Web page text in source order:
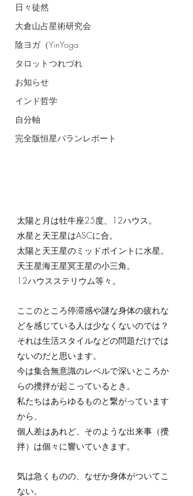
日々徒然
大倉山占星術研究会
陰ヨガ（YinYoga
タロットつれづれ
お知らせ
インド哲学
自分軸
完全版恒星パランレポート
太陽と月は牡牛座25度、12ハウス。
水星と天王星はASCに合。
太陽と天王星のミッドポイントに水星。
天王星海王星冥王星の小三角。
12ハウスステリウム等々。
ここのところ停滞感や謎な身体の疲れな
どを感じている人は少なくないのでは？
それは生活スタイルなどの問題だけでは
ないのだと思います。
今は集合無意識のレベルで深いところか
らの攪拌が起こっているとき。
私たちはあらゆるものと繋がっています
から、
個人差はあれど、そのような出来事（攪
拌）は個々に響いていきます。
気は急くものの、なぜか身体がついてこ
ない。